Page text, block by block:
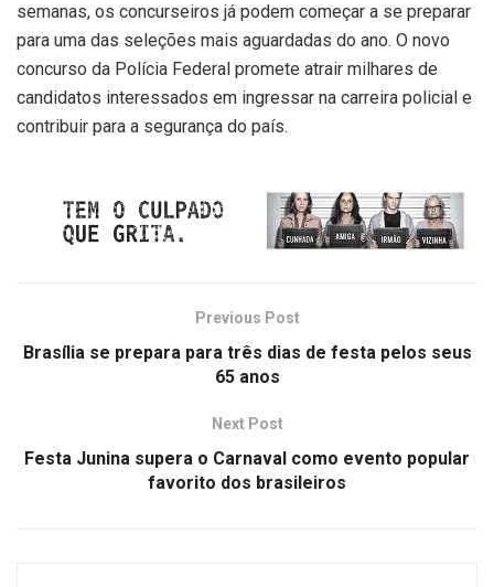
semanas, os concurseiros já podem começar a se preparar
para uma das seleções mais aguardadas do ano. O novo
concurso da Polícia Federal promete atrair milhares de
candidatos interessados em ingressar na carreira policial e
contribuir para a segurança do país.
Previous Post
Brasília se prepara para três dias de festa pelos seus
65 anos
Next Post
Festa Junina supera o Carnaval como evento popular
favorito dos brasileiros